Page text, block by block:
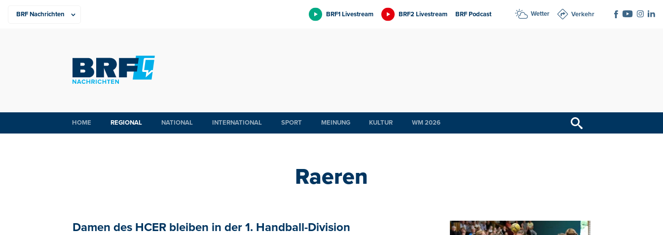
BRF1 Livestream BRF2 Livestream BRF Podcast Wetter Verkehr
HOME REGIONAL NATIONAL INTERNATIONAL SPORT MEINUNG KULTUR WM 2026
Raeren
Damen des HCER bleiben in der 1. Handball-Division